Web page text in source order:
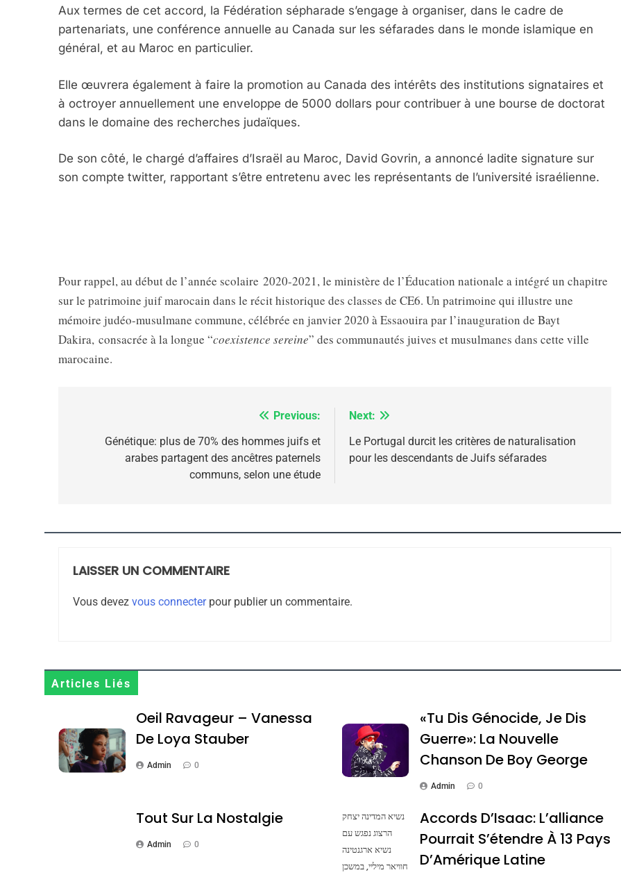
Aux termes de cet accord, la Fédération sépharade s’engage à organiser, dans le cadre de
partenariats, une conférence annuelle au Canada sur les séfarades dans le monde islamique en
général, et au Maroc en particulier.
Elle œuvrera également à faire la promotion au Canada des intérêts des institutions signataires et
à octroyer annuellement une enveloppe de 5000 dollars pour contribuer à une bourse de doctorat
dans le domaine des recherches judaïques.
De son côté, le chargé d’affaires d’Israël au Maroc, David Govrin, a annoncé ladite signature sur
son compte twitter, rapportant s’être entretenu avec les représentants de l’université israélienne.
Pour rappel, au début de l’année scolaire 2020-2021, le ministère de l’Éducation nationale a intégré un chapitre
sur le patrimoine juif marocain dans le récit historique des classes de CE6. Un patrimoine qui illustre une
mémoire judéo-musulmane commune, célébrée en janvier 2020 à Essaouira par l’inauguration de Bayt
Dakira, consacrée à la longue “coexistence sereine” des communautés juives et musulmanes dans cette ville
marocaine.
Previous:
Génétique: plus de 70% des hommes juifs et
arabes partagent des ancêtres paternels
communs, selon une étude
Next:
Le Portugal durcit les critères de naturalisation
pour les descendants de Juifs séfarades
LAISSER UN COMMENTAIRE
Vous devez vous connecterpour publier un commentaire.
Articles Liés
Oeil Ravageur – Vanessa
De Loya Stauber
Admin 0
«Tu Dis Génocide, Je Dis
Guerre»: La Nouvelle
Chanson De Boy George
Admin 0
Tout Sur La Nostalgie
Admin 0
נשיא המדינה יצחק
הרצוג נפגש עם
נשיא ארגנטינה
חוויאר מיליי, במשכן
Accords D’Isaac: L’alliance
Pourrait S’étendre À 13 Pays
D’Amérique Latine
5
2025, L’année La Plus Meurtrière Selon Le Rapport D’ADL Contre
FRANCE ISRAÉL
Dvir
ISRAÉL JUDAISME
CE QUI NOUS MANQUE – Jacques Hadida
1
Oeil Ravageur – Vanessa De Loya Stauber